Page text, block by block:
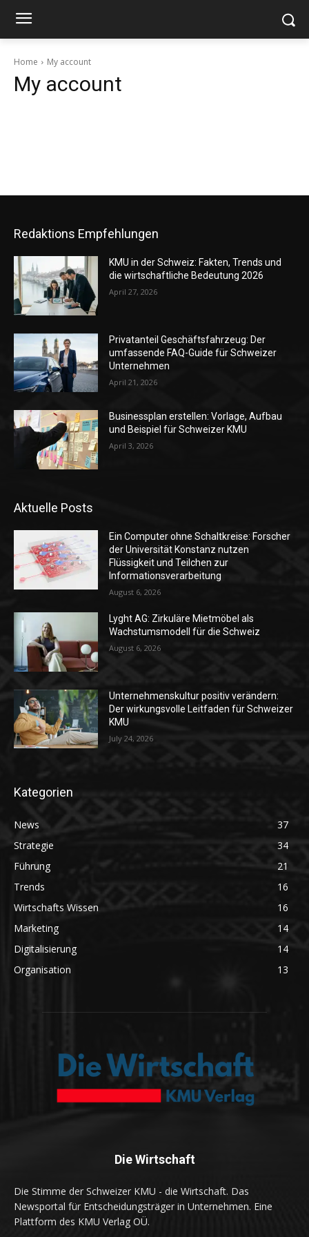
Home My account
My account
Redaktions Empfehlungen
KMU in der Schweiz: Fakten, Trends und
die wirtschaftliche Bedeutung 2026
April 27, 2026
Privatanteil Geschäftsfahrzeug: Der
umfassende FAQ-Guide für Schweizer
Unternehmen
April 21, 2026
Businessplan erstellen: Vorlage, Aufbau
und Beispiel für Schweizer KMU
April 3, 2026
Aktuelle Posts
Ein Computer ohne Schaltkreise: Forscher
der Universität Konstanz nutzen
Flüssigkeit und Teilchen zur
Informationsverarbeitung
August 6, 2026
Lyght AG: Zirkuläre Mietmöbel als
Wachstumsmodell für die Schweiz
August 6, 2026
Unternehmenskultur positiv verändern:
Der wirkungsvolle Leitfaden für Schweizer
KMU
July 24, 2026
Kategorien
News
37
Strategie
34
Führung
21
Trends
16
Wirtschafts Wissen
16
Marketing
14
Digitalisierung
14
Organisation
13
Die Wirtschaft
Die Stimme der Schweizer KMU - die Wirtschaft. Das
Newsportal für Entscheidungsträger in Unternehmen. Eine
Plattform des KMU Verlag OÜ.